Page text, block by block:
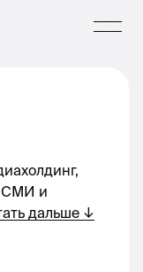
СМИ и
дальше ↓